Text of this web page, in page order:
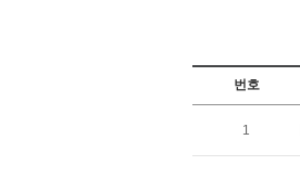
번호
1